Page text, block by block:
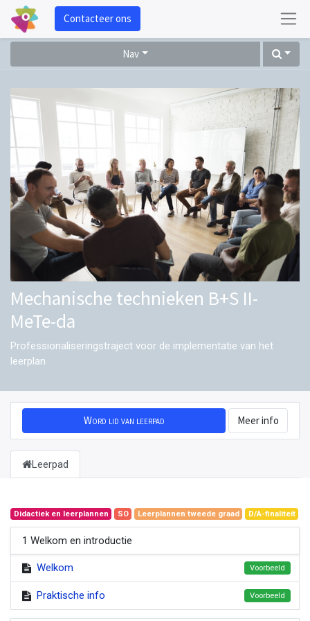
Contacteer ons
Nav
Mechanische technieken B+S II-
MeTe-da
Professionaliseringstraject voor de implementatie van het
leerplan
Word lid van leerpad Meer info
Leerpad
Didactiek en leerplannen SO Leerplannen tweede graad D/A-finaliteit
1 Welkom en introductie
Welkom Voorbeeld
Praktische info Voorbeeld